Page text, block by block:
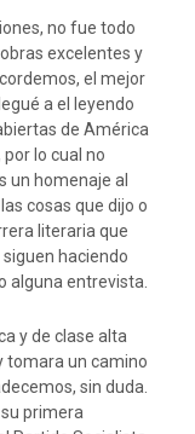
no fue todo
excelentes y
el mejor
a el leyendo
de América
por lo cual no
un homenaje al
cosas que dijo o
literaria que
haciendo
alguna entrevista.
y de clase alta
tomara un camino
sin duda.
primera